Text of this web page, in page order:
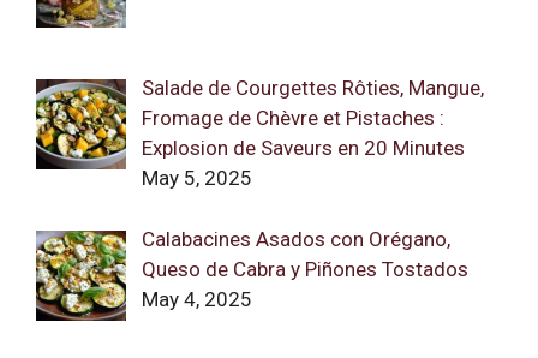
Salade de Courgettes Rôties, Mangue,
Fromage de Chèvre et Pistaches :
Explosion de Saveurs en 20 Minutes
May 5, 2025
Calabacines Asados con Orégano,
Queso de Cabra y Piñones Tostados
May 4, 2025